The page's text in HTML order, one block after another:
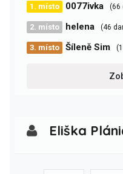
1. místo 0077ivka (66
2. místo helena (46
3. místo Šíleně Sim
Eliška